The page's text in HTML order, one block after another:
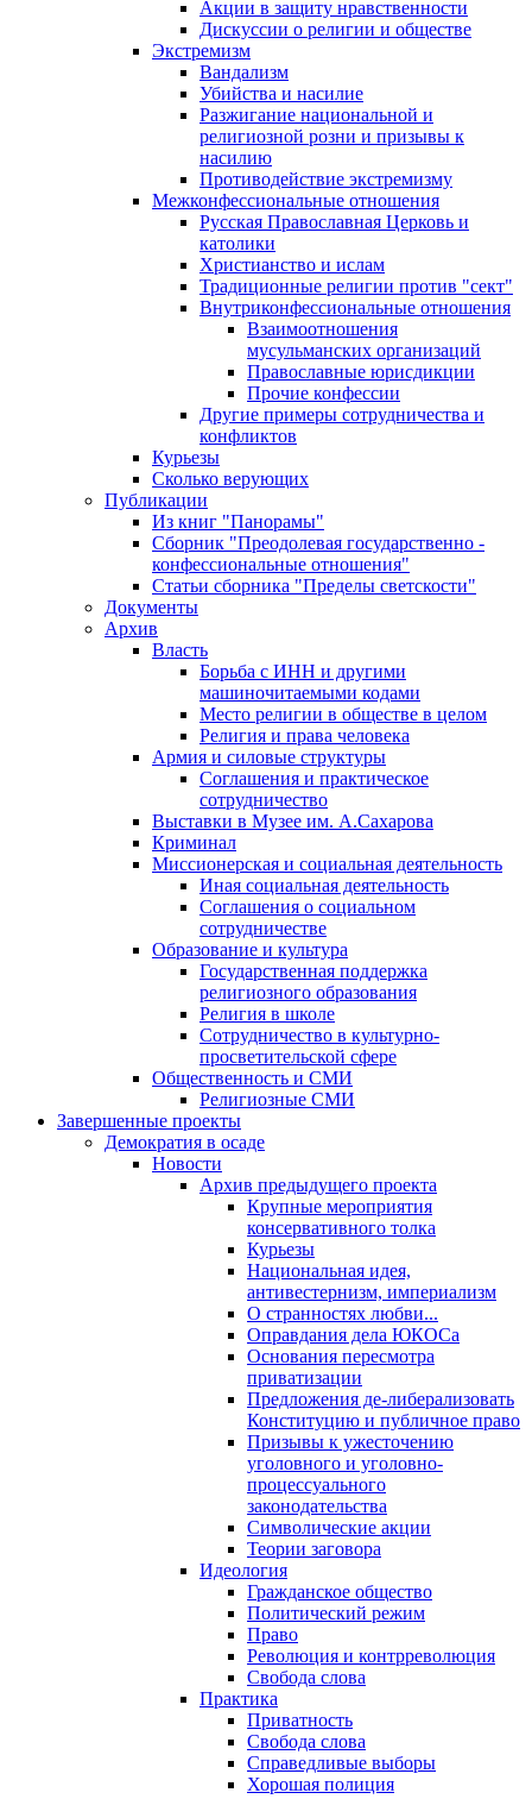
Акции в защиту нравственности
Дискуссии о религии и обществе
Экстремизм
Вандализм
Убийства и насилие
Разжигание национальной и
религиозной розни и призывы к
насилию
Противодействие экстремизму
Межконфессиональные отношения
Русская Православная Церковь и
католики
Христианство и ислам
Традиционные религии против "сект"
Внутриконфессиональные отношения
Взаимоотношения
мусульманских организаций
Православные юрисдикции
Прочие конфессии
Другие примеры сотрудничества и
конфликтов
Курьезы
Сколько верующих
Публикации
Из книг "Панорамы"
Сборник "Преодолевая государственно -
конфессиональные отношения"
Статьи сборника "Пределы светскости"
Документы
Архив
Власть
Борьба с ИНН и другими
машиночитаемыми кодами
Место религии в обществе в целом
Религия и права человека
Армия и силовые структуры
Соглашения и практическое
сотрудничество
Выставки в Музее им. А.Сахарова
Криминал
Миссионерская и социальная деятельность
Иная социальная деятельность
Соглашения о социальном
сотрудничестве
Образование и культура
Государственная поддержка
религиозного образования
Религия в школе
Сотрудничество в культурно-
просветительской сфере
Общественность и СМИ
Религиозные СМИ
Завершенные проекты
Демократия в осаде
Новости
Архив предыдущего проекта
Крупные мероприятия
консервативного толка
Курьезы
Национальная идея,
антивестернизм, империализм
О странностях любви...
Оправдания дела ЮКОСа
Основания пересмотра
приватизации
Предложения де-либерализовать
Конституцию и публичное право
Призывы к ужесточению
уголовного и уголовно-
процессуального
законодательства
Символические акции
Теории заговора
Идеология
Гражданское общество
Политический режим
Право
Революция и контрреволюция
Свобода слова
Практика
Приватность
Свобода слова
Справедливые выборы
Хорошая полиция